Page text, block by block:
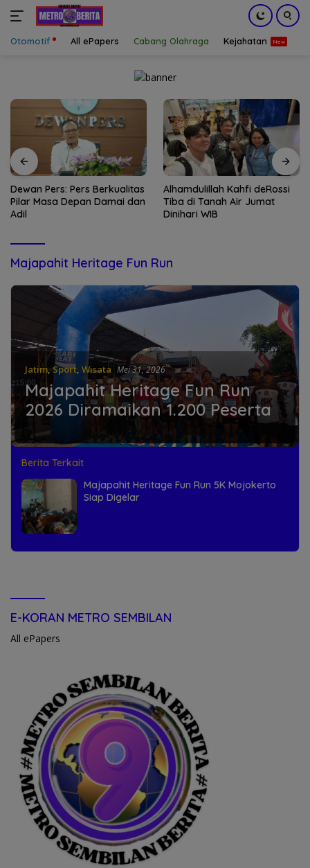
Otomotif All ePapers Cabang Olahraga Kejahatan
Dewan Pers: Pers Berkualitas
Pilar Masa Depan Damai dan
Adil
Alhamdulillah Kahfi deRossi
Tiba di Tanah Air Jumat
Dinihari WIB
Majapahit Heritage Fun Run
Jatim, Sport, Wisata Mei 31, 2026
Majapahit Heritage Fun Run
2026 Diramaikan 1.200 Peserta
Berita Terkait
Majapahit Heritage Fun Run 5K Mojokerto
Siap Digelar
E-KORAN METRO SEMBILAN
All ePapers